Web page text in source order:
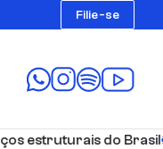
Filie-se
estruturais do Brasil